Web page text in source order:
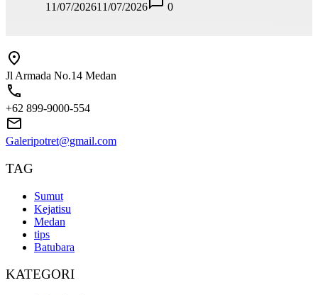
11/07/202611/07/2026 0
Jl Armada No.14 Medan
+62 899-9000-554
Galeripotret@gmail.com
TAG
Sumut
Kejatisu
Medan
tips
Batubara
KATEGORI